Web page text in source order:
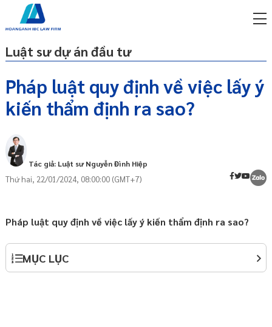
Luật sư dự án đầu tư
Pháp luật quy định về việc lấy ý
kiến thẩm định ra sao?
Tác giả: Luật sư Nguyễn Đình Hiệp
Thứ hai, 22/01/2024, 08:00:00 (GMT+7)
Pháp luật quy định về việc lấy ý kiến thẩm định ra sao?
MỤC LỤC
phí qua zalo
ty/doanh nghiệp
gói
phí qua zalo
ty/doanh nghiệp
gói
ty/doanh nghiệp
gói